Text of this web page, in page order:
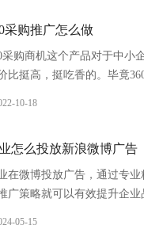
采购推广怎么做
采购商机这个产品对于中小
比挺高，挺吃香的。毕竟
可不失为一种快速提高企业
式！
10-18
怎么投放新浪微博广告
在微博投放广告，通过专业
广策略就可以有效提升企业
05-15